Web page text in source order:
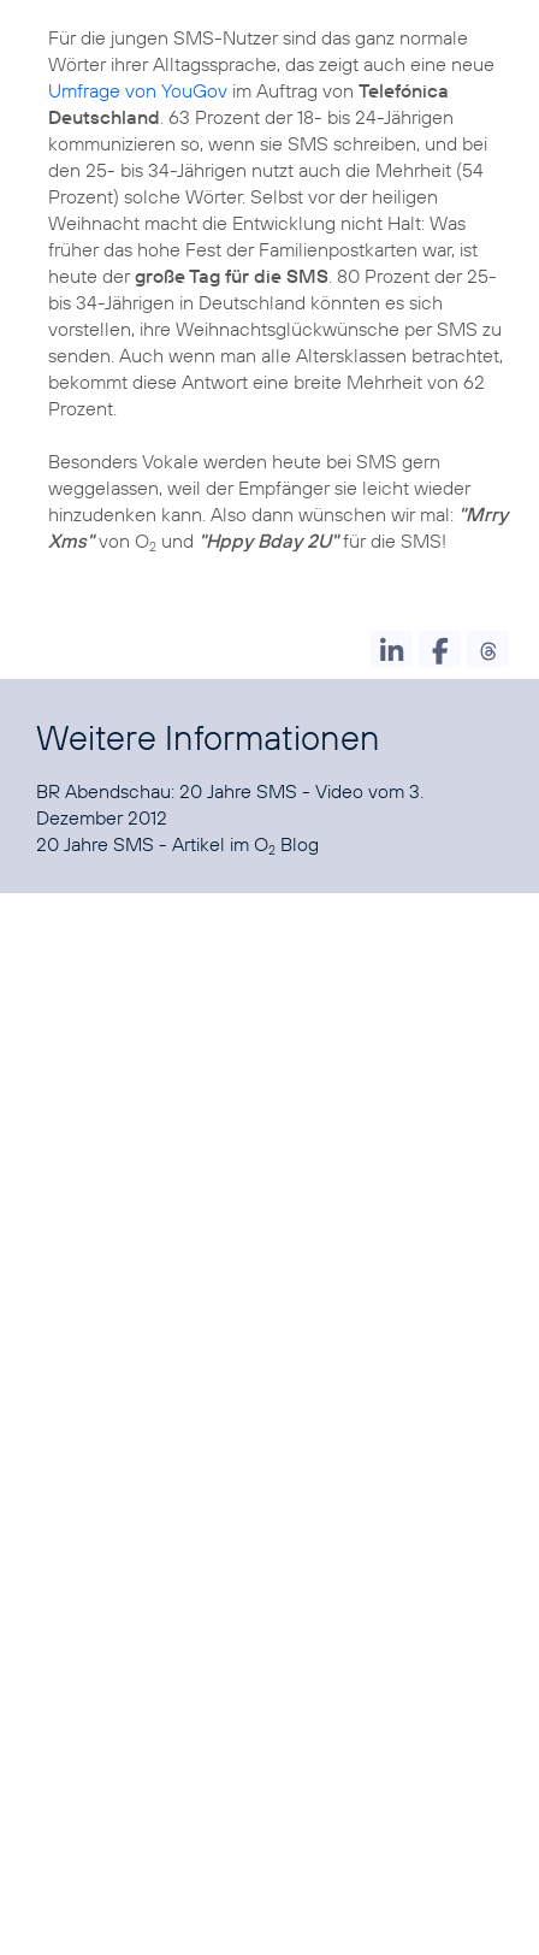
Für die jungen SMS-Nutzer sind das ganz normale
Wörter ihrer Alltagssprache, das zeigt auch eine neue
Umfrage von YouGov im Auftrag von Telefónica
Deutschland. 63 Prozent der 18- bis 24-Jährigen
kommunizieren so, wenn sie SMS schreiben, und bei
den 25- bis 34-Jährigen nutzt auch die Mehrheit (54
Prozent) solche Wörter. Selbst vor der heiligen
Weihnacht macht die Entwicklung nicht Halt: Was
früher das hohe Fest der Familienpostkarten war, ist
heute dergroße Tag für die SMS. 80 Prozent der 25-
bis 34-Jährigen in Deutschland könnten es sich
vorstellen, ihre Weihnachtsglückwünsche per SMS zu
senden. Auch wenn man alle Altersklassen betrachtet,
bekommt diese Antwort eine breite Mehrheit von 62
Prozent.
Besonders Vokale werden heute bei SMS gern
weggelassen, weil der Empfänger sie leicht wieder
hinzudenken kann. Also dann wünschen wir mal: "Mrry
Xms"von O2 und "Hppy Bday 2U"für die SMS!
Weitere Informationen
BR Abendschau: 20 Jahre SMS - Video vom 3.
20 Jahre SMS - Artikel im O2 Blog